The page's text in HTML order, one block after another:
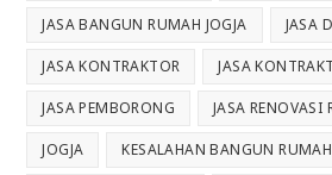
JASA BANGUN RUMAH JOGJA JASA
JASA KONTRAKTOR JASA
JASA PEMBORONG JASA RENOVASI
JOGJA KESALAHAN BANGUN RUMAH